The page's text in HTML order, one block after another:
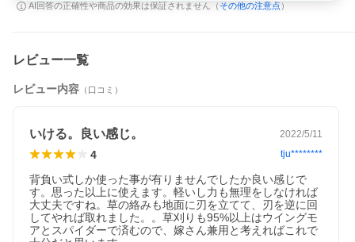
AI回答の正確性や商品の効果は保証されません（ その他の注意点 ）
レビュー一覧
レビュー内容 （口コミ）
いける。良い感じ。 2022/5/11
4 tju********
背負い式しか使った事が有りませんでしたか良い感じで
す。思った以上に使えます。軽いし力も無理をしなければ
大丈夫ですね。草の絡みも地面に刃を立てて、刃を逆に回
してやれば取れました。。草刈りも95%以上はウイングモ
アとスパイダーで済むので、嫁さん兼用と考えればこれで